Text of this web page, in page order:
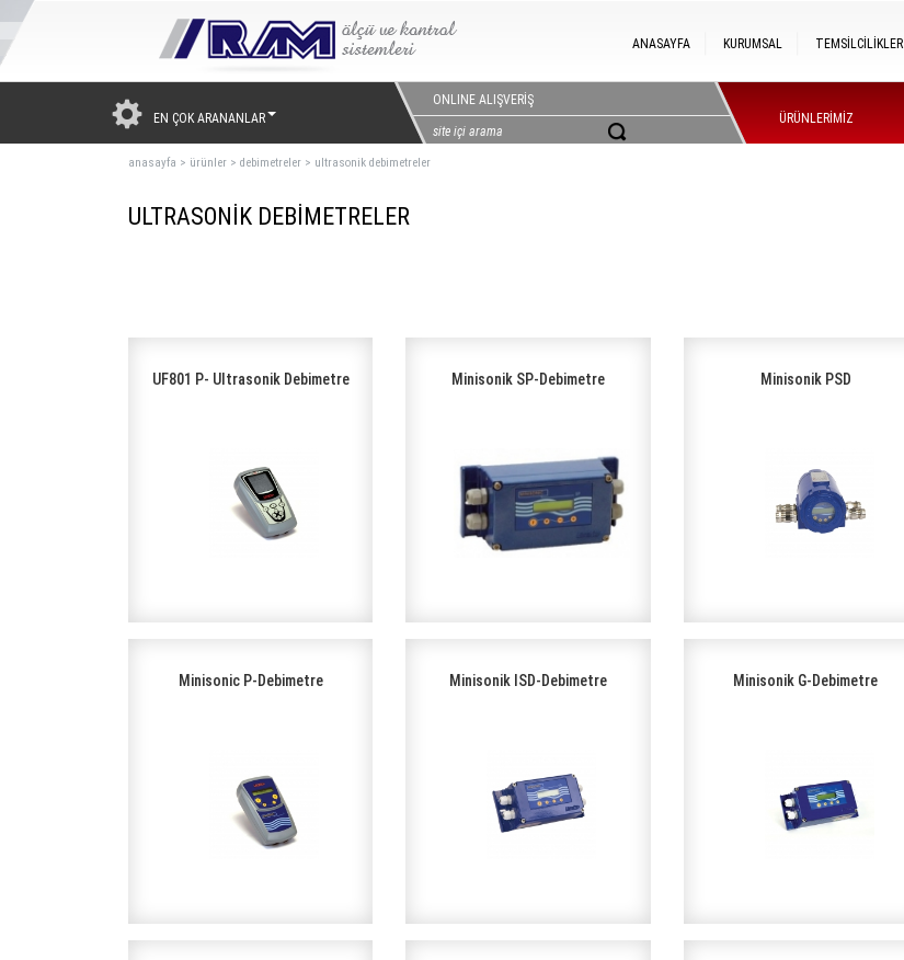
TEMSİLCİLİKLER
KURUMSAL
ANASAYFA
EN ÇOK ARANANLAR
ONLINE ALIŞVERİŞ
ÜRÜNLERİMİZ
anasayfa > ürünler > debimetreler > ultrasonik debimetreler
ULTRASONİK DEBİMETRELER
UF801 P- Ultrasonik Debimetre Minisonik SP-Debimetre Minisonik PSD
Minisonic P-Debimetre Minisonik ISD-Debimetre Minisonik G-Debimetre